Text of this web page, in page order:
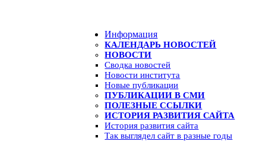
Информация
КАЛЕНДАРЬ НОВОСТЕЙ
НОВОСТИ
Сводка новостей
Новости института
Новые публикации
ПУБЛИКАЦИИ В СМИ
ПОЛЕЗНЫЕ ССЫЛКИ
ИСТОРИЯ РАЗВИТИЯ САЙТА
История развития сайта
Так выглядел сайт в разные годы